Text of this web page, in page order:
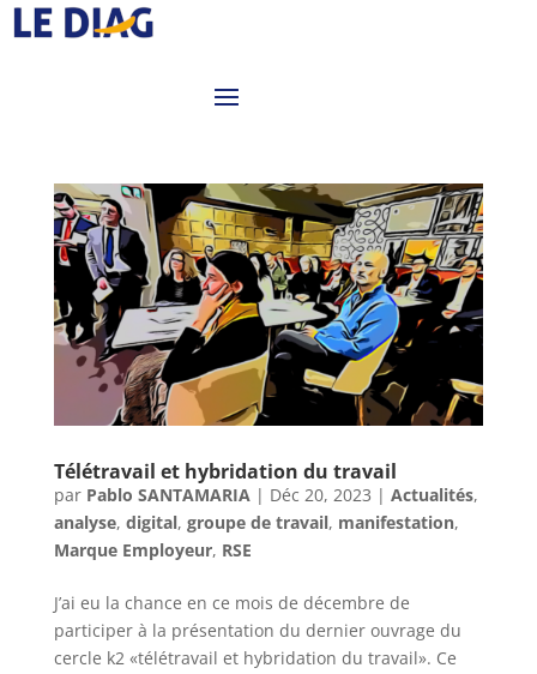
Télétravail et hybridation du travail
par Pablo SANTAMARIA | Déc 20, 2023 | Actualités,
analyse, digital, groupe de travail, manifestation,
Marque Employeur, RSE
J’ai eu la chance en ce mois de décembre de
participer à la présentation du dernier ouvrage du
cercle k2 «télétravail et hybridation du travail». Ce